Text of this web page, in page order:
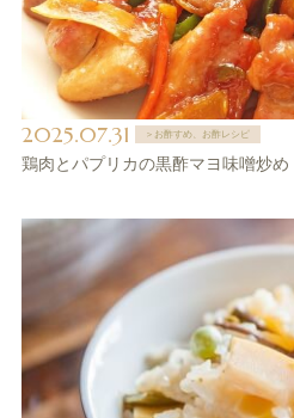
2025.07.31 ＞お酢すめ、お酢レシピ
鶏肉とパプリカの黒酢マヨ味噌炒め